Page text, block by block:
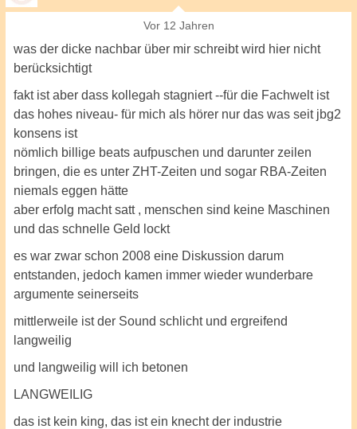
Vor 12 Jahren
was der dicke nachbar über mir schreibt wird hier nicht
berücksichtigt
fakt ist aber dass kollegah stagniert --für die Fachwelt ist
das hohes niveau- für mich als hörer nur das was seit jbg2
konsens ist
nömlich billige beats aufpuschen und darunter zeilen
bringen, die es unter ZHT-Zeiten und sogar RBA-Zeiten
niemals eggen hätte
aber erfolg macht satt , menschen sind keine Maschinen
und das schnelle Geld lockt
es war zwar schon 2008 eine Diskussion darum
entstanden, jedoch kamen immer wieder wunderbare
argumente seinerseits
mittlerweile ist der Sound schlicht und ergreifend
langweilig
und langweilig will ich betonen
LANGWEILIG
das ist kein king, das ist ein knecht der industrie